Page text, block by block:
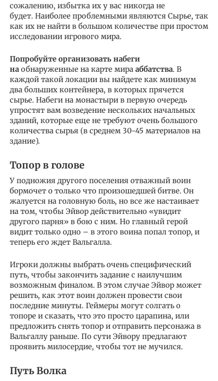
сожалению, избытка их у вас никогда не
будет. Наиболее проблемными являются Сырье, так
как их не найти в большом количестве при простом
исследовании игрового мира.
Попробуйте организовать набеги
на обнаруженные на карте мира аббатства. В
каждой такой локации вы найдете как минимум
два больших контейнера, в которых прячется
сырье. Набеги на монастыри в первую очередь
упростят вам возведение нескольких начальных
зданий, которые еще не требуют очень большого
количества сырья (в среднем 30-45 материалов на
здание).
Топор в голове
У подножия другого поселения отважный воин
бормочет о только что произошедшей битве. Он
жалуется на головную боль, но все же настаивает
на том, чтобы Эйвор действительно «увидит
другого парня» в бою с ним. Но главный герой
видит только одно – в этого воина попал топор, и
теперь его ждет Вальгалла.
Игроки должны выбрать очень специфический
путь, чтобы закончить задание с наилучшим
возможным финалом. В этом случае Эйвор может
решить, как этот воин должен провести свои
последние минуты. Геймеры могут солгать о
топоре и сказать, что это просто царапина, или
предложить снять топор и отправить персонажа в
Вальгаллу раньше. По сути Эйвору предлагают
проявить милосердие, чтобы тот не мучился.
Путь Волка